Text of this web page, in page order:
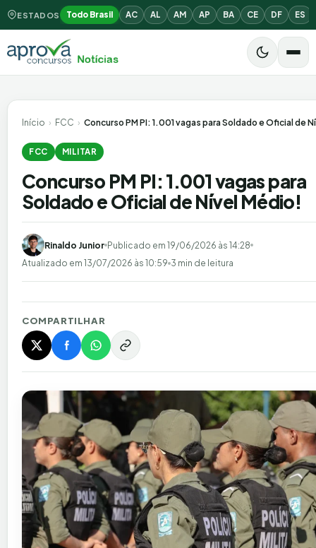
ESTADOS Todo Brasil AC AL AM AP BA CE DF ES
Início › FCC › Concurso PM PI: 1.001 vagas para Soldado e Oficial de
FCC MILITAR
Concurso PM PI: 1.001 vagas para
Soldado e Oficial de Nível Médio!
Rinaldo Junior Publicado em 19/06/2026 às 14:28
Atualizado em 13/07/2026 às 10:59 3 min de leitura
COMPARTILHAR